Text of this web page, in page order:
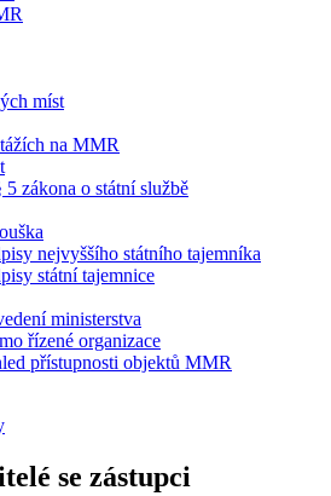
míst
na MMR
zákona o státní službě
nejvyššího státního tajemníka
státní tajemnice
ministerstva
řízené organizace
přístupnosti objektů MMR
se zástupci